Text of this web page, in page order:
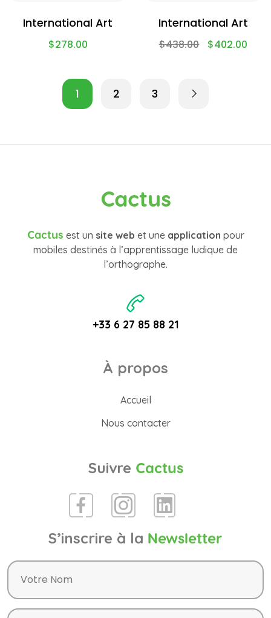
International Art
$278.00
International Art
$438.00 $402.00
1 2 3
Cactus
Cactus est un site web et une application pour
mobiles destinés à l’apprentissage ludique de
l’orthographe.
+33 6 27 85 88 21
À propos
Accueil
Nous contacter
Suivre Cactus
S’inscrire à la Newsletter